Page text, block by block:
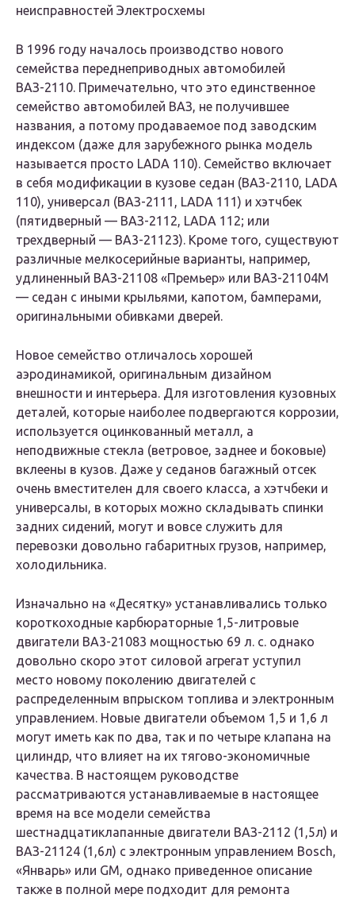
неисправностей Электросхемы
В 1996 году началось производство нового
семейства переднеприводных автомобилей
ВАЗ-2110. Примечательно, что это единственное
семейство автомобилей ВАЗ, не получившее
названия, а потому продаваемое под заводским
индексом (даже для зарубежного рынка модель
называется просто LADA 110). Семейство включает
в себя модификации в кузове седан (ВАЗ-2110, LADA
110), универсал (ВАЗ-2111, LADA 111) и хэтчбек
(пятидверный — ВАЗ-2112, LADA 112; или
трехдверный — BA3-21123). Кроме того, существуют
различные мелкосерийные варианты, например,
удлиненный ВАЗ-21108 «Премьер» или ВАЗ-21104М
— седан с иными крыльями, капотом, бамперами,
оригинальными обивками дверей.
Новое семейство отличалось хорошей
аэродинамикой, оригинальным дизайном
внешности и интерьера. Для изготовления кузовных
деталей, которые наиболее подвергаются коррозии,
используется оцинкованный металл, а
неподвижные стекла (ветровое, заднее и боковые)
вклеены в кузов. Даже у седанов багажный отсек
очень вместителен для своего класса, а хэтчбеки и
универсалы, в которых можно складывать спинки
задних сидений, могут и вовсе служить для
перевозки довольно габаритных грузов, например,
холодильника.
Изначально на «Десятку» устанавливались только
короткоходные карбюраторные 1,5-литровые
двигатели BA3-21083 мощностью 69 л. с. однако
довольно скоро этот силовой агрегат уступил
место новому поколению двигателей с
распределенным впрыском топлива и электронным
управлением. Новые двигатели объемом 1,5 и 1,6 л
могут иметь как по два, так и по четыре клапана на
цилиндр, что влияет на их тягово-экономичные
качества. В настоящем руководстве
рассматриваются устанавливаемые в настоящее
время на все модели семейства
шестнадцатиклапанные двигатели ВАЗ-2112 (1,5л) и
ВАЗ-21124 (1,6л) с электронным управлением Bosch,
«Январь» или GM, однако приведенное описание
также в полной мере подходит для ремонта